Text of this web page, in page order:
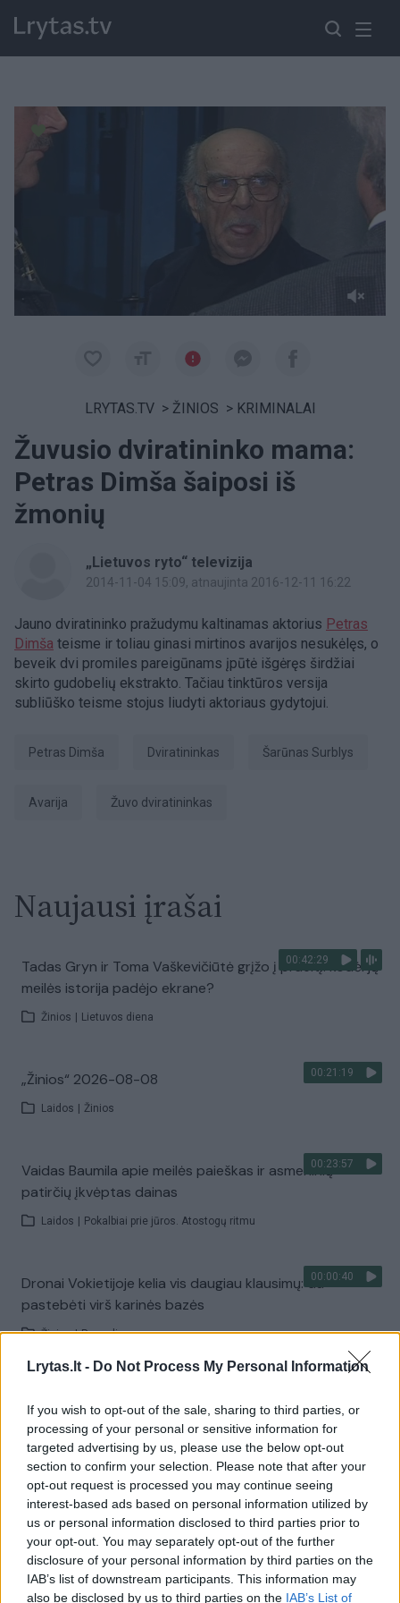
Lrytas.lt - Do Not Process My Personal Information
If you wish to opt-out of the sale, sharing to third parties, or
processing of your personal or sensitive information for
targeted advertising by us, please use the below opt-out
section to confirm your selection. Please note that after your
opt-out request is processed you may continue seeing
interest-based ads based on personal information utilized by
us or personal information disclosed to third parties prior to
your opt-out. You may separately opt-out of the further
disclosure of your personal information by third parties on the
IAB’s list of downstream participants. This information may
also be disclosed by us to third parties on the IAB’s List of
Paremkite Ukrainą
LRYTAS.TV > ŽINIOS > KRIMINALAI
Žuvusio dviratininko mama:
Petras Dimša šaiposi iš
žmonių
„Lietuvos ryto“ televizija
2014-11-04 15:09, atnaujinta 2016-12-11 16:22
Jauno dviratininko pražudymu kaltinamas aktorius Petras
Dimša teisme ir toliau ginasi mirtinos avarijos nesukėlęs, o
beveik dvi promiles pareigūnams įpūtė išgėręs širdžiai
skirto gudobelių ekstrakto. Tačiau tinktūros versija
subliūško teisme stojus liudyti aktoriaus gydytojui.
Petras Dimša dviratininkas Šarūnas Surblys
avarija žuvo dviratininkas
Naujausi įrašai
00:42:29
Tadas Gryn ir Toma Vaškevičiūtė grįžo į praeitį: kodėl jų
meilės istorija padėjo ekrane?
Žinios Lietuvos diena
00:21:19
„Žinios“ 2026-08-08
Laidos Žinios
00:23:57
Vaidas Baumila apie meilės paieškas ir asmeninių
patirčių įkvėptas dainas
Laidos Pokalbiai prie jūros. Atostogų ritmu
00:00:40
Dronai Vokietijoje kelia vis daugiau klausimų: du
pastebėti virš karinės bazės
Žinios | Pasaulis
Žiūrimiausi įrašai
00:00:30
Vaizdai iš tragiškos avarijos Vilniaus r.: dviejų moterų ir
vaiko gyvybių išgelbėti nepavyko
Žinios | Lietuvos diena